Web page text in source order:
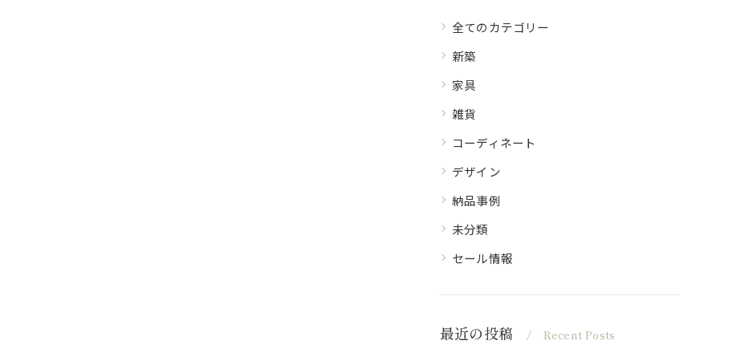
全てのカテゴリー
新築
家具
雑貨
コーディネート
デザイン
納品事例
未分類
セール情報
最近の投稿 Recent Posts